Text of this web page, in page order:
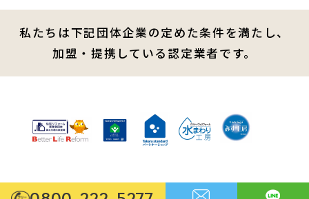
私たちは下記団体企業の定めた条件を満たし、
加盟・提携している認定業者です。